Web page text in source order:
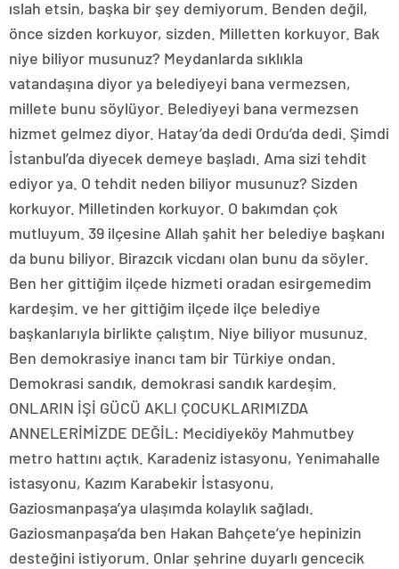
ıslah etsin, başka bir şey demiyorum. Benden değil,
önce sizden korkuyor, sizden. Milletten korkuyor. Bak
niye biliyor musunuz? Meydanlarda sıklıkla
vatandaşına diyor ya belediyeyi bana vermezsen,
millete bunu söylüyor. Belediyeyi bana vermezsen
hizmet gelmez diyor. Hatay’da dedi Ordu’da dedi. Şimdi
İstanbul’da diyecek demeye başladı. Ama sizi tehdit
ediyor ya. O tehdit neden biliyor musunuz? Sizden
korkuyor. Milletinden korkuyor. O bakımdan çok
mutluyum. 39 ilçesine Allah şahit her belediye başkanı
da bunu biliyor. Birazcık vicdanı olan bunu da söyler.
Ben her gittiğim ilçede hizmeti oradan esirgemedim
kardeşim. ve her gittiğim ilçede ilçe belediye
başkanlarıyla birlikte çalıştım. Niye biliyor musunuz.
Ben demokrasiye inancı tam bir Türkiye ondan.
Demokrasi sandık, demokrasi sandık kardeşim.
ONLARIN İŞİ GÜCÜ AKLI ÇOCUKLARIMIZDA
ANNELERİMİZDE DEĞİL: Mecidiyeköy Mahmutbey
metro hattını açtık. Karadeniz istasyonu, Yenimahalle
istasyonu, Kazım Karabekir İstasyonu,
Gaziosmanpaşa’ya ulaşımda kolaylık sağladı.
Gaziosmanpaşa’da ben Hakan Bahçete’ye hepinizin
desteğini istiyorum. Onlar şehrine duyarlı gencecik